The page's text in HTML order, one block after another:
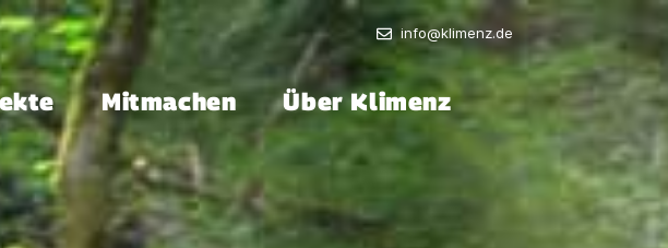
info@klimenz.de
Mitmachen Über Klimenz